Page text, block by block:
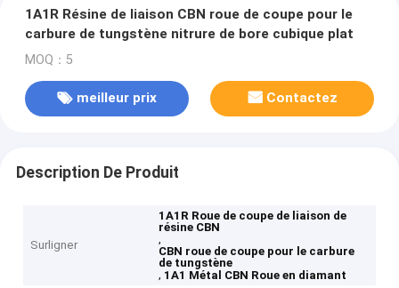
1A1R Résine de liaison CBN roue de coupe pour le
carbure de tungstène nitrure de bore cubique plat
MOQ：5
meilleur prix Contactez
Description De Produit
Surligner
1A1R Roue de coupe de liaison de
résine CBN
,
CBN roue de coupe pour le carbure
de tungstène
, 1A1 Métal CBN Roue en diamant